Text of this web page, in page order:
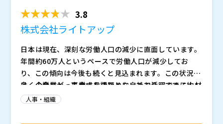
3.8
株式会社ライトアップ
日本は現在、深刻な労働人口の減少に直面しています。
年間約60万人というペースで労働人口が減少してお
り、この傾向は今後も続くと見込まれます。この状況
は、企業にとって大きな課題となっており、すでに約4
割の企業が人材確保に苦慮しているのが実情です。さら
多くの企業が、事業成長のために自社で活躍できる人材
の確保を模索しています。しかし、労働市場の変化や営
人事・組織